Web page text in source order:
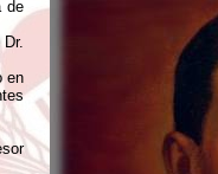
de
en